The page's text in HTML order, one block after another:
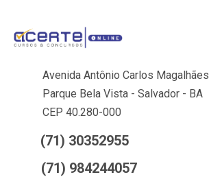
Avenida Antônio Carlos Magalhães
Parque Bela Vista - Salvador - BA
CEP 40.280-000
(71) 30352955
(71) 984244057